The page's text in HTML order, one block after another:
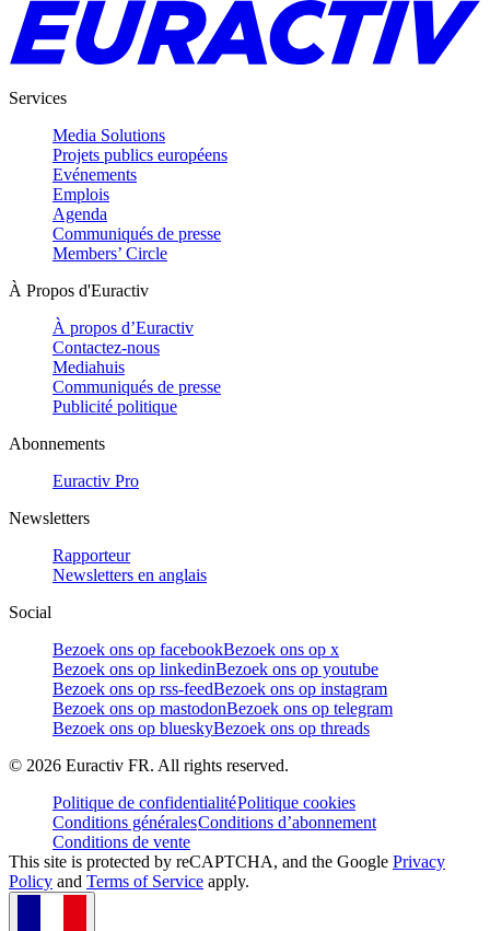
Services
Media Solutions
Projets publics européens
Evénements
Emplois
Agenda
Communiqués de presse
Members’ Circle
À Propos d'Euractiv
À propos d’Euractiv
Contactez-nous
Mediahuis
Communiqués de presse
Publicité politique
Abonnements
Euractiv Pro
Newsletters
Rapporteur
Newsletters en anglais
Social
Bezoek ons op facebookBezoek ons op x
Bezoek ons op linkedinBezoek ons op youtube
Bezoek ons op rss-feedBezoek ons op instagram
Bezoek ons op mastodonBezoek ons op telegram
Bezoek ons op blueskyBezoek ons op threads
© 2026 Euractiv FR. All rights reserved.
Politique de confidentialitéPolitique cookies
Conditions généralesConditions d’abonnement
Conditions de vente
This site is protected by reCAPTCHA, and the Google Privacy
Policy and Terms of Service apply.